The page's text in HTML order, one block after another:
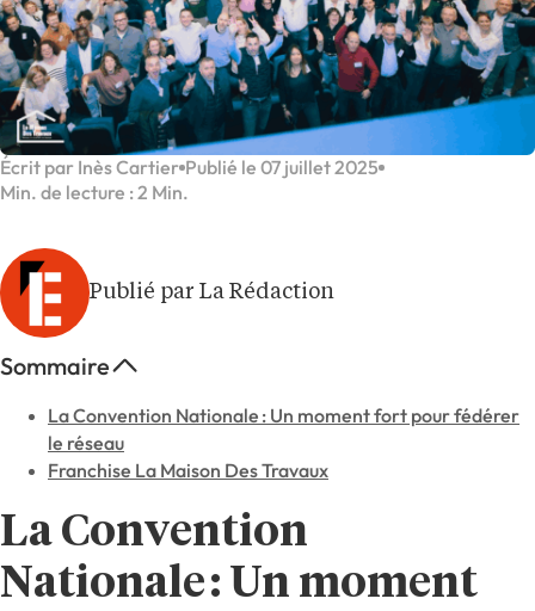
Écrit par Inès Cartier Publié le 07 juillet 2025
Min. de lecture : 2 Min.
Publié par La Rédaction
Sommaire
La Convention Nationale : Un moment fort pour fédérer
le réseau
Franchise La Maison Des Travaux
La Convention
Nationale : Un moment